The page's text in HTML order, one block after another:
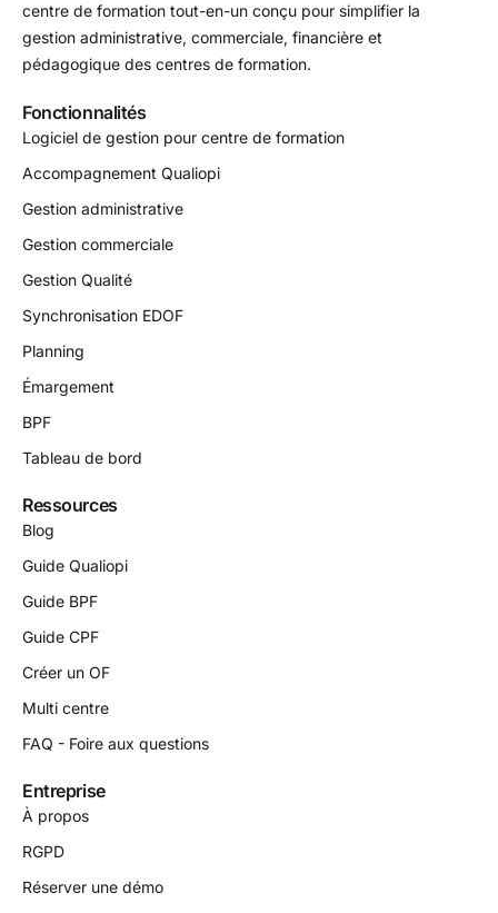
centre de formation tout-en-un conçu pour simplifier la
gestion administrative, commerciale, financière et
pédagogique des centres de formation.
Fonctionnalités
Logiciel de gestion pour centre de formation
Accompagnement Qualiopi
Gestion administrative
Gestion commerciale
Gestion Qualité
Synchronisation EDOF
Planning
Émargement
BPF
Tableau de bord
Ressources
Blog
Guide Qualiopi
Guide BPF
Guide CPF
Créer un OF
Multi centre
FAQ - Foire aux questions
Entreprise
À propos
RGPD
Réserver une démo